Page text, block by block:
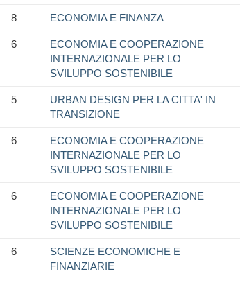
8 ECONOMIA E FINANZA
6
ECONOMIA E COOPERAZIONE
INTERNAZIONALE PER LO
SVILUPPO SOSTENIBILE
5
URBAN DESIGN PER LA CITTA' IN
TRANSIZIONE
6
ECONOMIA E COOPERAZIONE
INTERNAZIONALE PER LO
SVILUPPO SOSTENIBILE
6
ECONOMIA E COOPERAZIONE
INTERNAZIONALE PER LO
SVILUPPO SOSTENIBILE
6
SCIENZE ECONOMICHE E
FINANZIARIE